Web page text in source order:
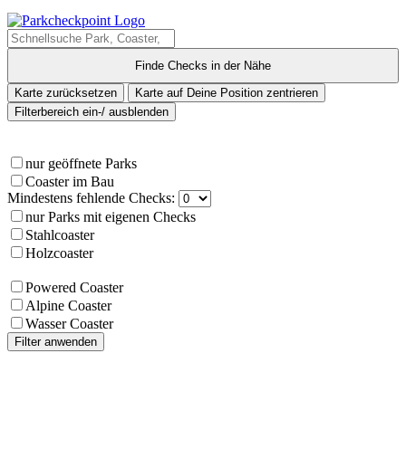
Finde Checks in der Nähe
Karte zurücksetzen
Karte auf Deine Position zentrieren
Filterbereich ein-/ ausblenden
nur geöffnete Parks
Coaster im Bau
Mindestens fehlende Checks:
nur Parks mit eigenen Checks
Stahlcoaster
Holzcoaster
Powered Coaster
Alpine Coaster
Wasser Coaster
Filter anwenden